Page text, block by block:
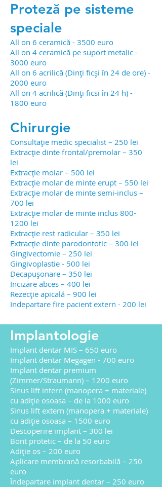
Proteză pe sisteme
speciale
All on 6 ceramică - 3500 euro
All on 4 ceramică pe suport metalic -
3000 euro
All on 6 acrilică (Dinți ficși în 24 de ore) -
2000 euro
All on 4 acrilică (Dinți ficsi în 24 h) -
1800 euro
Chirurgie
Consultație medic specialist – 250 lei
Extracție dinte frontal/premolar – 350
lei
Extracție molar – 500 lei
Extracție molar de minte erupt – 550 lei
Extracție molar de minte semi-inclus –
700 lei
Extracție molar de minte inclus 800-
1200 lei
Extracție rest radicular – 350 lei
Extracție dinte parodontotic – 300 lei
Gingivectomie – 250 lei
Gingivoplastie - 500 lei
Decapușonare – 350 lei
Incizare abces – 400 lei
Rezecție apicală – 900 lei
Indepartare fire pacient extern - 200 lei
Implantologie
Implant dentar MIS – 650 euro
Implant dentar Megagen - 700 euro
Implant dentar premium
(Zimmer/Straumann) – 1200 euro
Sinus lift intern (manopera + materiale)
cu adiție osoasa – de la 1000 euro
Sinus lift extern (manopera + materiale)
cu adiție osoasa – 1500 euro
Descoperire implant – 300 lei
Bont protetic – de la 50 euro
Adiție os – 200 euro
Aplicare membrană resorbabilă – 250
euro
Îndepartare implant dentar – 250 euro